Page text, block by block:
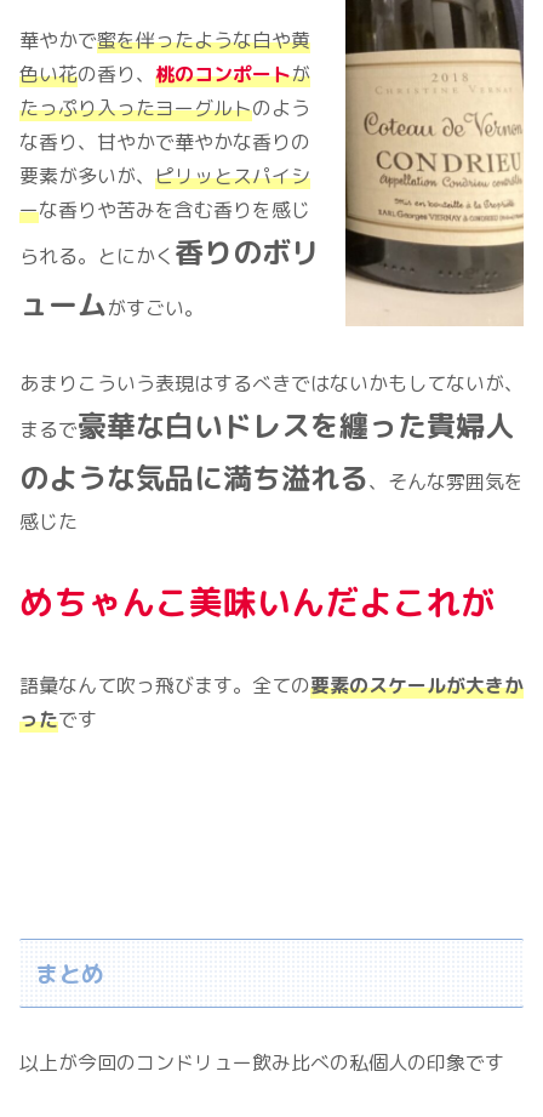
華やかで蜜を伴ったような白や黄
色い花の香り、 桃のコンポートが
たっぷり入ったヨーグルトのよう
な香り、甘やかで華やかな香りの
要素が多いが、 ピリッとスパイシ
ーな香りや苦みを含む香りを感じ
られる。とにかく 香りのボリ
ュームがすごい。
あまりこういう表現はするべきではないかもしてないが、
まるで豪華な白いドレスを纏った貴婦人
のような気品に満ち溢れる、そんな雰囲気を
感じた
めちゃんこ美味いんだよこれが
語彙なんて吹っ飛びます。全ての要素のスケールが大きか
ったです
まとめ
以上が今回のコンドリュー飲み比べの私個人の印象です